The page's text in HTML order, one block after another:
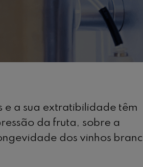
e a sua extratibilidade têm
da fruta, sobre a
dos vinhos